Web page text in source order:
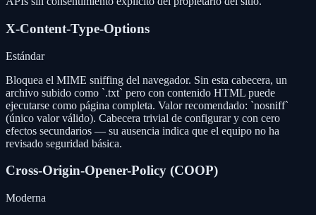
X-Content-Type-Options
Estándar
Bloquea el MIME sniffing del navegador. Sin esta cabecera, un
archivo subido como `.txt` pero con contenido HTML puede
ejecutarse como página completa. Valor recomendado: `nosniff`
(único valor válido). Cabecera trivial de configurar y con cero
efectos secundarios — su ausencia indica que el equipo no ha
revisado seguridad básica.
Cross-Origin-Opener-Policy (COOP)
Moderna